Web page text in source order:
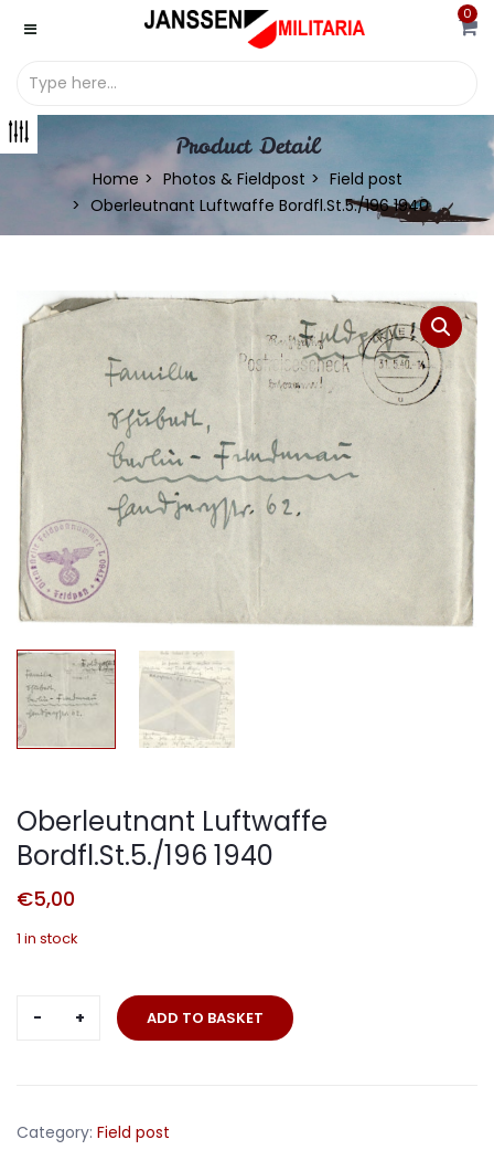
0
Product Detail
Home Photos & Fieldpost
Field post
Oberleutnant Luftwaffe Bordfl.St.5./196 1940
Oberleutnant Luftwaffe
Bordfl.St.5./196 1940
€5,00
1 in stock
Oberleutnant
Luftwaffe
ADD TO BASKET
Category: Field post